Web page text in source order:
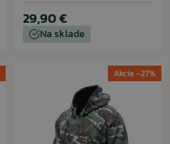
29,90 €
Na sklade
Akcia -27%